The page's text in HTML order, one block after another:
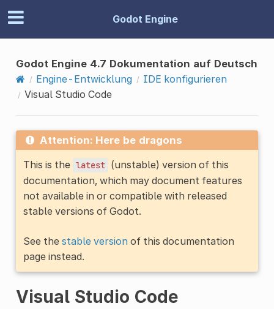
Godot Engine
Godot Engine 4.7 Dokumentation auf Deutsch
Engine-Entwicklung
IDE konfigurieren
Visual Studio Code
Attention: Here be dragons
This is the latest (unstable) version of this
documentation, which may document features
not available in or compatible with released
stable versions of Godot.
See the stable versionof this documentation
page instead.
Visual Studio Code